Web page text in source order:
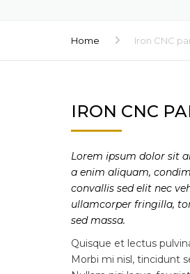
Home Iron CNC
IRON CNC
Lorem ipsum dolor sit
a enim aliquam,
convallis sed elit nec
ullamcorper fringilla,
sed massa.
Quisque et lectus
Morbi mi nisl, tincidunt